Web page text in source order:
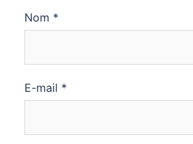
Nom *
E-mail *